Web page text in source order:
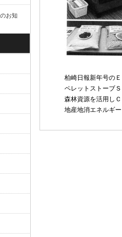
お知
柏崎日報新年号の
ペレットストーブ
森林資源を活用し
地産地消エネルギ